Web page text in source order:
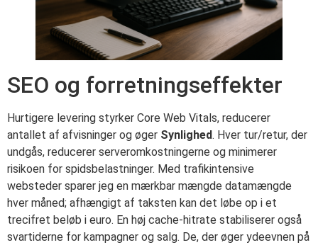
SEO og forretningseffekter
Hurtigere levering styrker Core Web Vitals, reducerer
antallet af afvisninger og øger Synlighed. Hver tur/retur, der
undgås, reducerer serveromkostningerne og minimerer
risikoen for spidsbelastninger. Med trafikintensive
websteder sparer jeg en mærkbar mængde datamængde
hver måned; afhængigt af taksten kan det løbe op i et
trecifret beløb i euro. En høj cache-hitrate stabiliserer også
svartiderne for kampagner og salg. De, der øger ydeevnen på